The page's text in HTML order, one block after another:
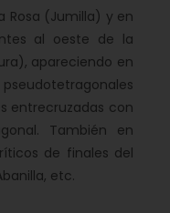
Rosa (Jumilla) y en
al oeste de la
apareciendo en
entrecruzadas con
También en
de finales del
etc.